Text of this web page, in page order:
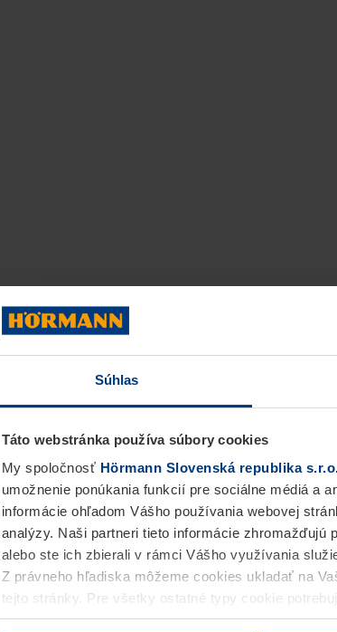
Súhlas
Táto webstránka používa súbory cookies
My spoločnosť Hörmann Slovenská republika
umožnenie ponúkania funkcií pre sociálne médiá a
informácie ohľadom Vášho používania webovej
analýzy. Naši partneri tieto informácie
alebo ste ich zbierali v rámci Vášho využívania
Z právneho hľadiska môžeme cookies ukladať na
tejto stránky. Pre všetky ostatné typy cookie
alebo odvolať vo vysvetlení cookie na stránke